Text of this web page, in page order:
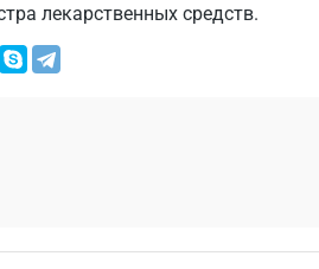
лекарственных средств.